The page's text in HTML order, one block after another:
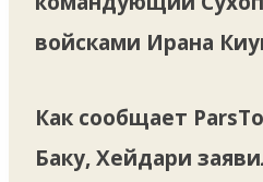
войсками Ирана
Как сообщает
Баку, Хейдари